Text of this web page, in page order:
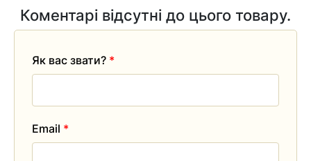
Коментарі відсутні до цього товару.
Як вас звати? *
Email *